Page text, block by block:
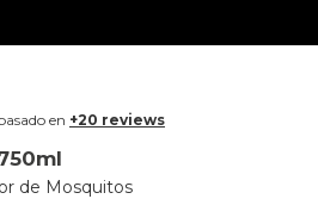
en +20 reviews
de Mosquitos